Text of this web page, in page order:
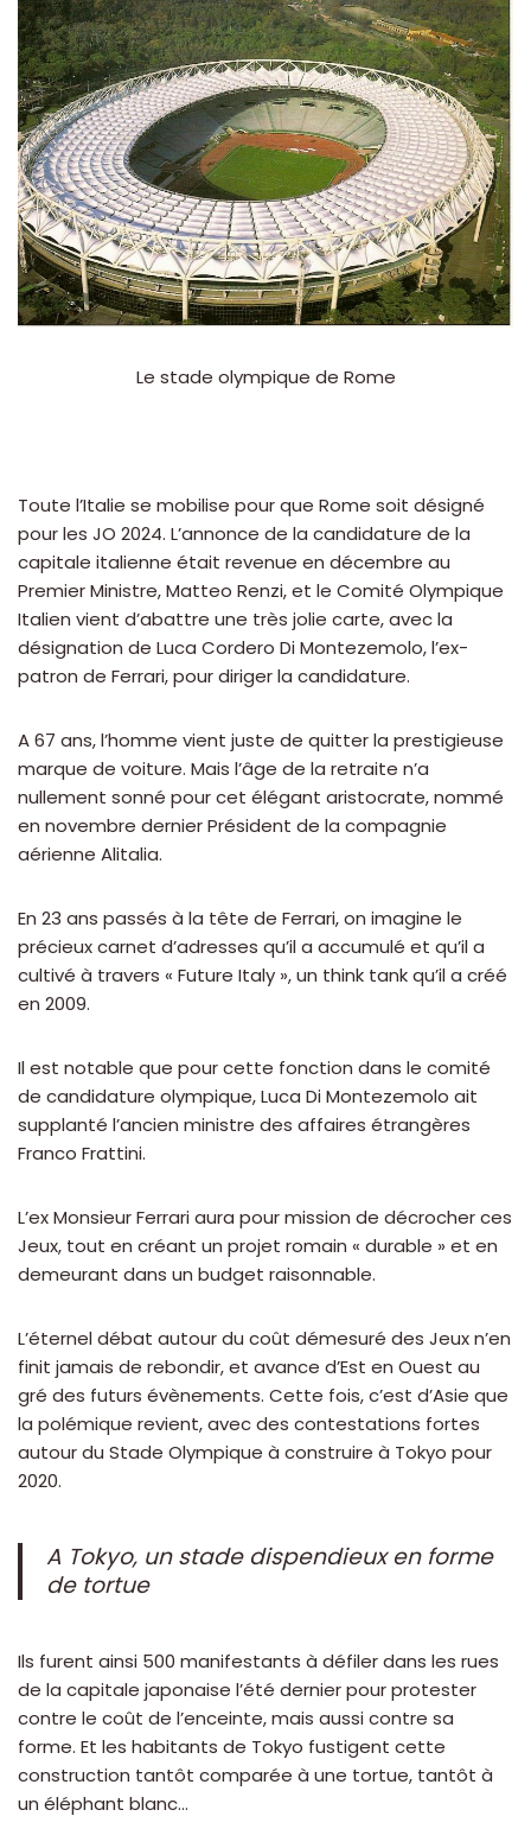
Le stade olympique de Rome
Toute l’Italie se mobilise pour que Rome soit désigné
pour les JO 2024. L’annonce de la candidature de la
capitale italienne était revenue en décembre au
Premier Ministre, Matteo Renzi, et le Comité Olympique
Italien vient d’abattre une très jolie carte, avec la
désignation de Luca Cordero Di Montezemolo, l’ex-
patron de Ferrari, pour diriger la candidature.
A 67 ans, l’homme vient juste de quitter la prestigieuse
marque de voiture. Mais l’âge de la retraite n’a
nullement sonné pour cet élégant aristocrate, nommé
en novembre dernier Président de la compagnie
aérienne Alitalia.
En 23 ans passés à la tête de Ferrari, on imagine le
précieux carnet d’adresses qu’il a accumulé et qu’il a
cultivé à travers « Future Italy », un think tank qu’il a créé
en 2009.
Il est notable que pour cette fonction dans le comité
de candidature olympique, Luca Di Montezemolo ait
supplanté l’ancien ministre des affaires étrangères
Franco Frattini.
L’ex Monsieur Ferrari aura pour mission de décrocher ces
Jeux, tout en créant un projet romain « durable » et en
demeurant dans un budget raisonnable.
L’éternel débat autour du coût démesuré des Jeux n’en
finit jamais de rebondir, et avance d’Est en Ouest au
gré des futurs évènements. Cette fois, c’est d’Asie que
la polémique revient, avec des contestations fortes
autour du Stade Olympique à construire à Tokyo pour
2020.
A Tokyo, un stade dispendieux en forme
de tortue
Ils furent ainsi 500 manifestants à défiler dans les rues
de la capitale japonaise l’été dernier pour protester
contre le coût de l’enceinte, mais aussi contre sa
forme. Et les habitants de Tokyo fustigent cette
construction tantôt comparée à une tortue, tantôt à
un éléphant blanc…